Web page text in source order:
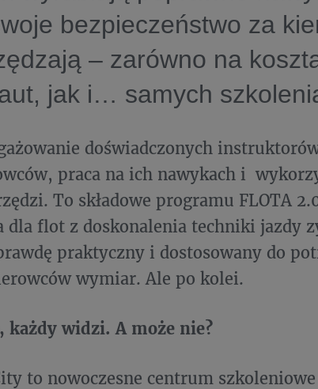
bezpieczeństwo za
– zarówno na
jak i… samych
doświadczonych
praca na ich nawykach i
To składowe programu FLOTA
flot z doskonalenia techniki jazdy
praktyczny i dostosowany do
wymiar. Ale po kolei.
każdy widzi. A może nie?
to nowoczesne centrum